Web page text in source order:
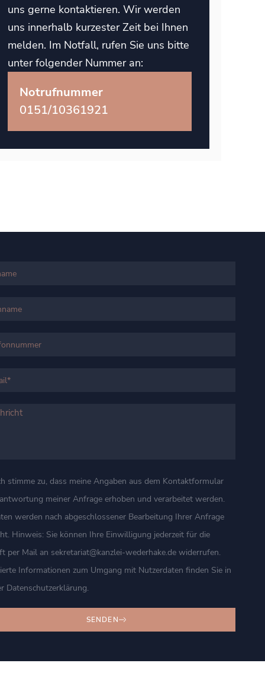
uns gerne kontaktieren. Wir werden
uns innerhalb kurzester Zeit bei Ihnen
melden. Im Notfall, rufen Sie uns bitte
unter folgender Nummer an:
Notrufnummer
0151/10361921
stimme zu, dass meine Angaben aus dem Kontaktformular
meiner Anfrage erhoben und verarbeitet werden.
werden nach abgeschlossener Bearbeitung Ihrer Anfrage
Hinweis: Sie können Ihre Einwilligung jederzeit für die
per Mail an sekretariat@kanzlei-wederhake.de widerrufen.
Informationen zum Umgang mit Nutzerdaten finden Sie in
Datenschutzerklärung.
SENDENKundenbewertungen und Erfahrungen zu